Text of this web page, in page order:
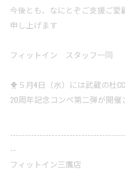
今後とも、なにとぞご支援ご愛
申し上げます
フィットイン スタッフ一同
🐥５月4日（水）には武蔵の杜
20周年記念コンペ第二弾が開催
--
フィットイン三鷹店